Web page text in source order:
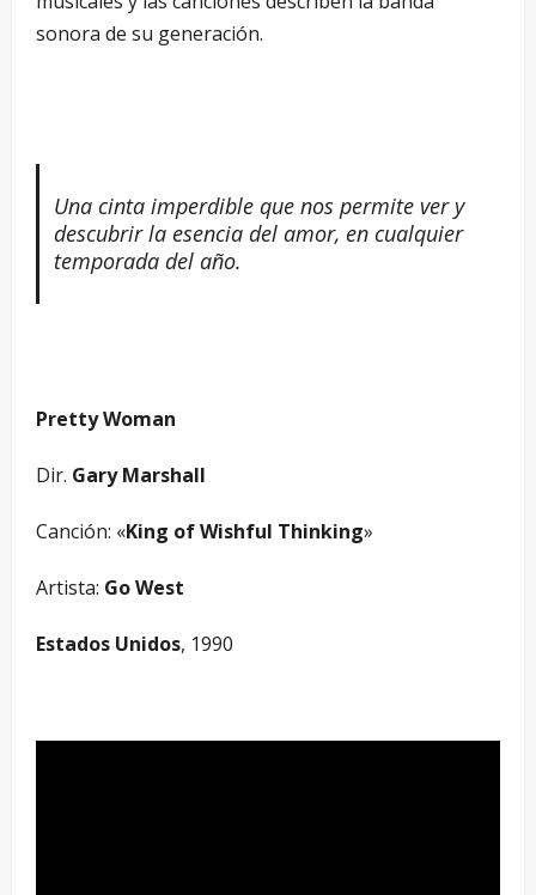
sonora de su generación.
Una cinta imperdible que nos permite ver y
descubrir la esencia del amor, en cualquier
temporada del año.
Pretty Woman
Dir. Gary Marshall
Canción: «King of Wishful Thinking»
Artista: Go West
Estados Unidos, 1990